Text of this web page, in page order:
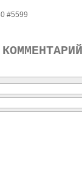
#5599